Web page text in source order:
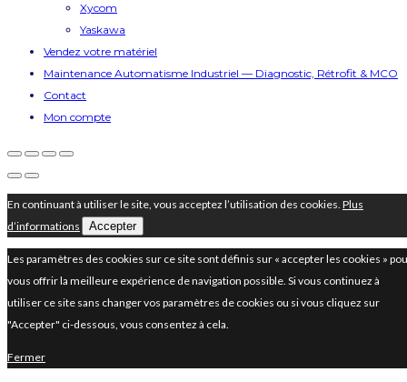
Xycom
Yaskawa
Vendez votre matériel
Maintenance Automatisme Industriel — Diagnostic, Rétrofit & MCO
Contact
Mon compte
En continuant à utiliser le site, vous acceptez l’utilisation des cookies. Plus
d’informations
Accepter
Les paramètres des cookies sur ce site sont définis sur « accepter les cookies »
vous offrir la meilleure expérience de navigation possible. Si vous continuez à
utiliser ce site sans changer vos paramètres de cookies ou si vous cliquez sur
"Accepter" ci-dessous, vous consentez à cela.
Fermer